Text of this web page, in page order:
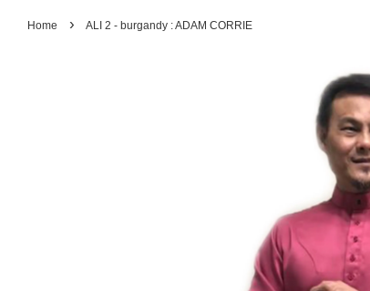
Home › ALI 2 - burgandy : ADAM CORRIE